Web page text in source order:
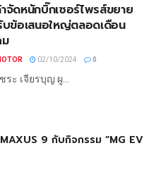
จัดหนักบิ๊กเซอร์ไพรส์ขยาย
บข้อเสนอใหญ่ตลอดเดือน
02/10/2024 0
ะ เจียรบุญ ผู...
9 กับกิจกรรม “MG EV